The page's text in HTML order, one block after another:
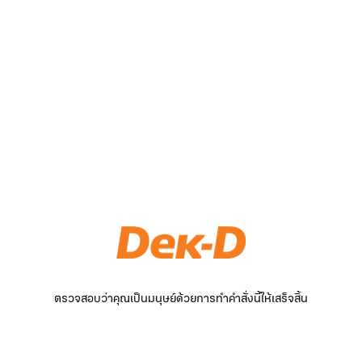
ตรวจสอบว่าคุณเป็นมนุษย์ด้วยการทำคำสั่งนี้ให้เสร็จสิ้น